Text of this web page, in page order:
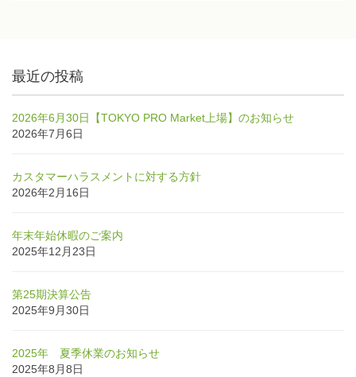
最近の投稿
2026年6月30日【TOKYO PRO Market上場】のお知らせ
2026年7月6日
カスタマーハラスメントに対する方針
2026年2月16日
年末年始休暇のご案内
2025年12月23日
第25期決算公告
2025年9月30日
2025年 夏季休業のお知らせ
2025年8月8日